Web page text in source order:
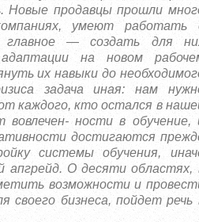
Новые продавцы прошли
умеют работать
главное — создать для
на новом
их навыки до
задача иная: нам
каждого, кто остался в
вовлечен- ности в обучение,
достигаются
системы обучения,
апгрейд. О десяти областях,
возможности и
своего бизнеса, пойдет речь